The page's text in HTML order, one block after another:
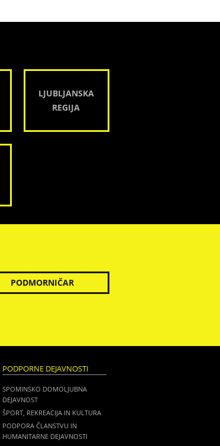
LJUBLJANSKA
REGIJA
PODMORNIČAR
PODPORNE DEJAVNOSTI
SPOMINSKO DOMOLJUBNA
DEJAVNOST
ŠPORT, REKREACIJA IN KULTURA
PODPORA ČLANSTVU IN
HUMANITARNE DEJAVNOSTI